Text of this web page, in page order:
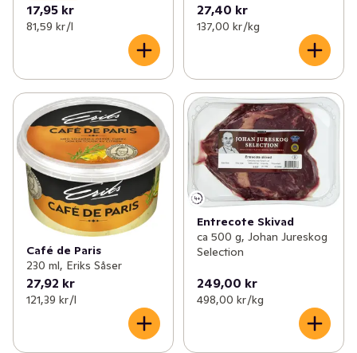
17,95 kr
81,59 kr /l
27,40 kr
137,00 kr /kg
Café de Paris
230 ml, Eriks Såser
27,92 kr
121,39 kr /l
Entrecote Skivad
ca 500 g, Johan Jureskog
Selection
249,00 kr
498,00 kr /kg